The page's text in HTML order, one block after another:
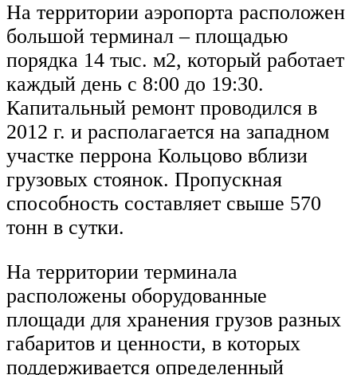
На территории аэропорта расположен
большой терминал – площадью
порядка 14 тыс. м2, который работает
каждый день с 8:00 до 19:30.
Капитальный ремонт проводился в
2012 г. и располагается на западном
участке перрона Кольцово вблизи
грузовых стоянок. Пропускная
способность составляет свыше 570
тонн в сутки.
На территории терминала
расположены оборудованные
площади для хранения грузов разных
габаритов и ценности, в которых
поддерживается определенный